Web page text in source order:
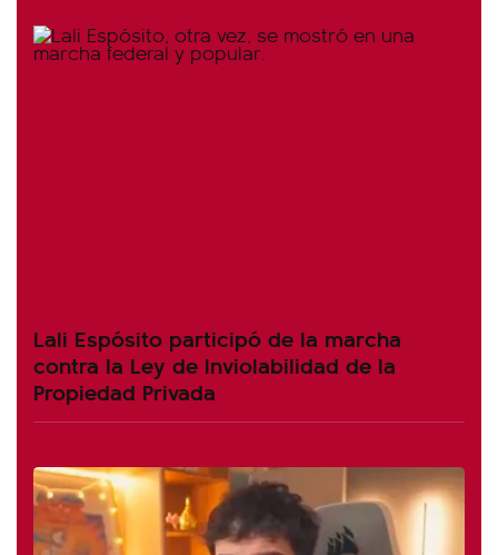
Lali Espósito participó de la marcha
contra la Ley de Inviolabilidad de la
Propiedad Privada